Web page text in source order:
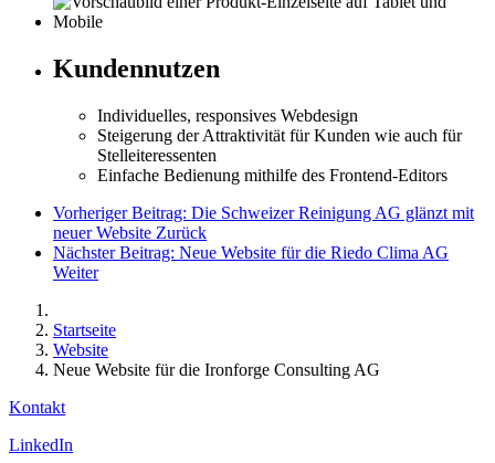
Kundennutzen
Individuelles, responsives Webdesign
Steigerung der Attraktivität für Kunden wie auch für
Stelleiteressenten
Einfache Bedienung mithilfe des Frontend-Editors
Vorheriger Beitrag: Die Schweizer Reinigung AG glänzt mit
neuer Website Zurück
Nächster Beitrag: Neue Website für die Riedo Clima AG
Weiter
Startseite
Website
Neue Website für die Ironforge Consulting AG
Kontakt
LinkedIn